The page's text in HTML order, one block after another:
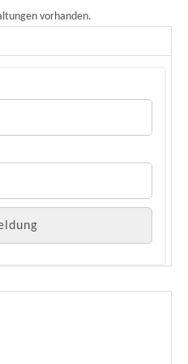
vorhanden.